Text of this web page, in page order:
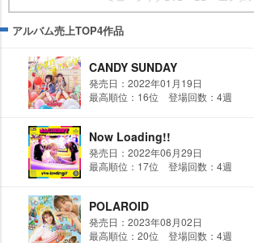
アルバム売上TOP4作品
CANDY SUNDAY
発売日：2022年01月19日
最高順位：16位 登場回数：4週
Now Loading!!
発売日：2022年06月29日
最高順位：17位 登場回数：4週
POLAROID
発売日：2023年08月02日
最高順位：20位 登場回数：4週